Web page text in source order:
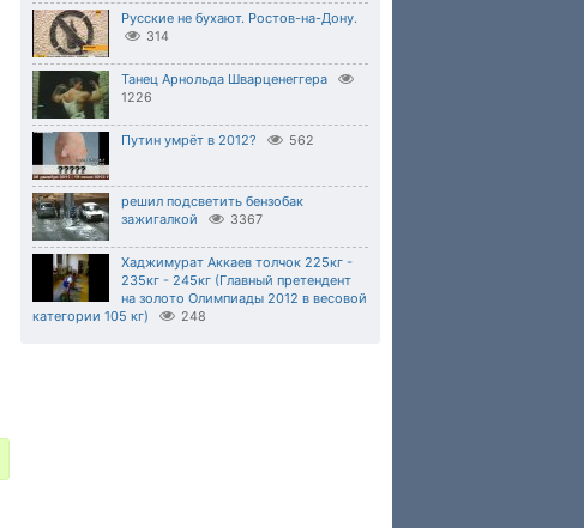
Русские не бухают. Ростов-на-Дону.
314
Танец Арнольда Шварценеггера
1226
Путин умрёт в 2012? 562
решил подсветить бензобак
зажигалкой
3367
Хаджимурат Аккаев толчок 225кг -
235кг - 245кг (Главный претендент
на золото Олимпиады 2012 в весовой
категории 105 кг)
248